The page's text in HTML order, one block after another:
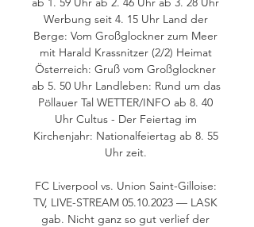
Werbung seit 4. 15 Uhr Land der
Berge: Vom Großglockner zum Meer
mit Harald Krassnitzer (2/2) Heimat
Österreich: Gruß vom Großglockner
ab 5. 50 Uhr Landleben: Rund um das
Pöllauer Tal WETTER/INFO ab 8. 40
Uhr Cultus - Der Feiertag im
Kirchenjahr: Nationalfeiertag ab 8. 55
Uhr zeit.
FC Liverpool vs. Union Saint-Gilloise:
TV, LIVE-STREAM 05.10.2023 — LASK
gab. Nicht ganz so gut verlief der